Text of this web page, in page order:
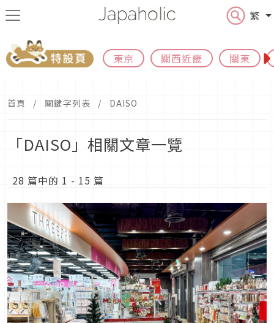
繁
東京 關西近畿 關東
首頁 關鍵字列表 DAISO
「DAISO」相關文章一覽
28 篇中的 1 - 15 篇